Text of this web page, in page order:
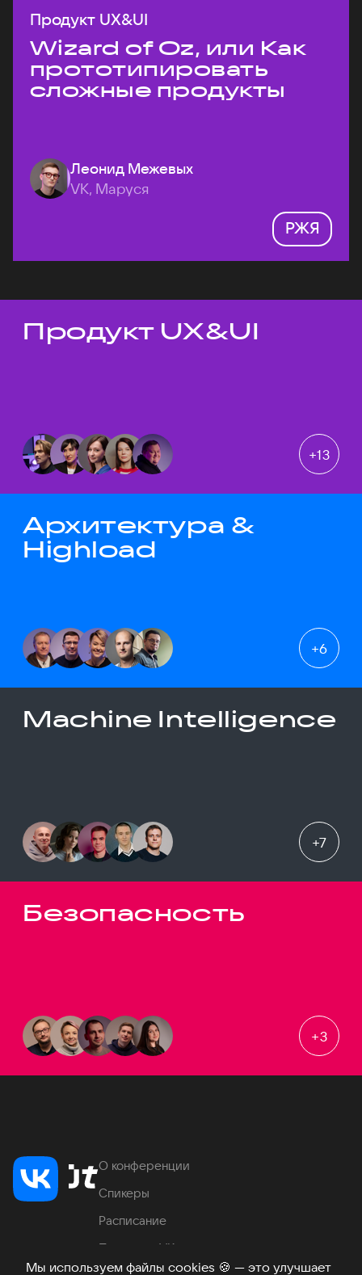
Мы используем файлы cookies 🍪 — это улучшает
Продукт UX&UI
Wizard of Oz, или Как
прототипировать
сложные продукты
Леонид Межевых
VK, Маруся
РЖЯ
Темы докладов
Продукт UX&UI
+13
Архитектура &
Highload
+6
Machine Intelligence
+7
Безопасность
+3
О конференции
Спикеры
Расписание
Продукты VK